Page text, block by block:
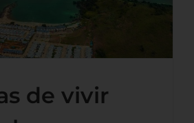
de vivir